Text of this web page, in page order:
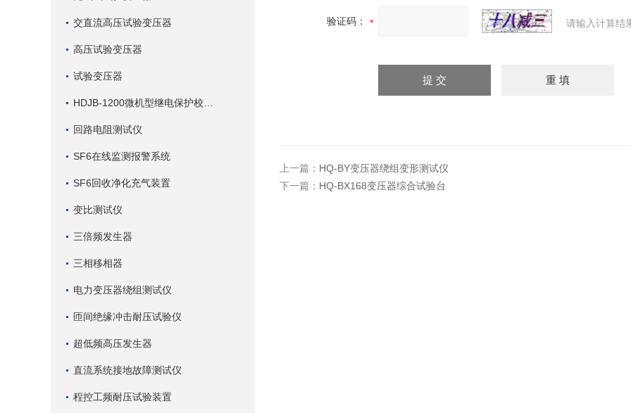
交直流高压试验变压器
高压试验变压器
试验变压器
回路电阻测试仪
SF6在线监测报警系统
SF6回收净化充气装置
变比测试仪
三倍频发生器
三相移相器
电力变压器绕组测试仪
匝间绝缘冲击耐压试验仪
超低频高压发生器
直流系统接地故障测试仪
程控工频耐压试验装置
验证码： 请输入计算结
上一篇： HQ-BY变压器绕组变形测试仪
下一篇： HQ-BX168变压器综合试验台